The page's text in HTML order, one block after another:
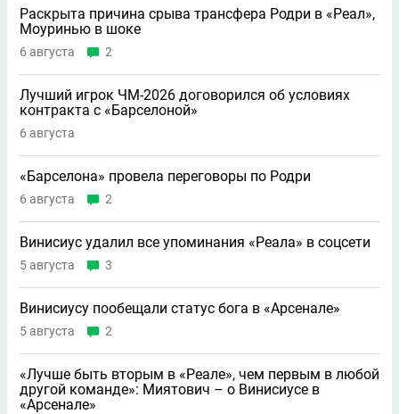
Раскрыта причина срыва трансфера Родри в «Реал»,
Моуринью в шоке
6 августа 2
Лучший игрок ЧМ-2026 договорился об условиях
контракта с «Барселоной»
6 августа
«Барселона» провела переговоры по Родри
6 августа 2
Винисиус удалил все упоминания «Реала» в соцсети
5 августа 3
Винисиусу пообещали статус бога в «Арсенале»
5 августа 2
«Лучше быть вторым в «Реале», чем первым в любой
другой команде»: Миятович – о Винисиусе в
«Арсенале»